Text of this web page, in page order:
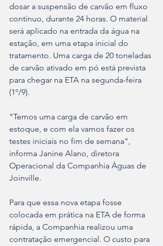
dosar a suspensão de carvão em fluxo
contínuo, durante 24 horas. O material
será aplicado na entrada da água na
estação, em uma etapa inicial do
tratamento. Uma carga de 20 toneladas
de carvão ativado em pó está prevista
para chegar na ETA na segunda-feira
(1º/9).
"Temos uma carga de carvão em
estoque, e com ela vamos fazer os
testes iniciais no fim de semana",
informa Janine Alano, diretora
Operacional da Companhia Águas de
Joinville.
Para que essa nova etapa fosse
colocada em prática na ETA de forma
rápida, a Companhia realizou uma
contratação emergencial. O custo para